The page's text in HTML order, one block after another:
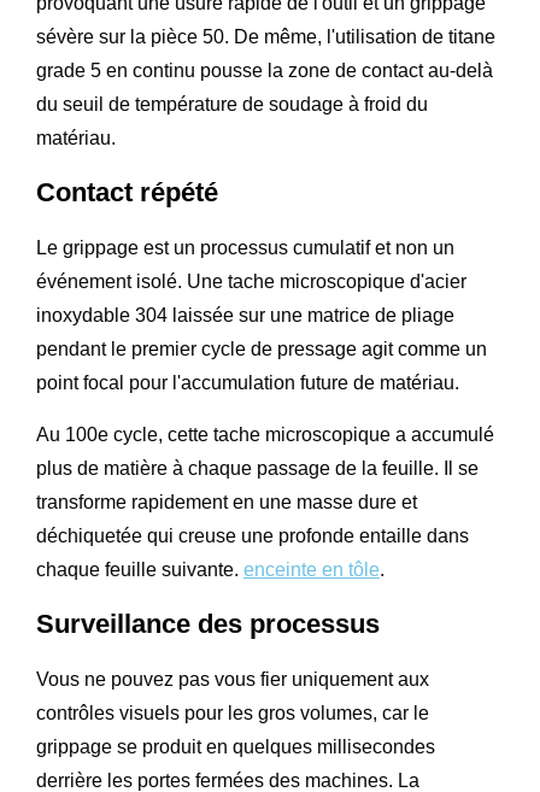
sévère sur la pièce 50. De même, l'utilisation de titane
grade 5 en continu pousse la zone de contact au-delà
du seuil de température de soudage à froid du
matériau.
Contact répété
Le grippage est un processus cumulatif et non un
événement isolé. Une tache microscopique d'acier
inoxydable 304 laissée sur une matrice de pliage
pendant le premier cycle de pressage agit comme un
point focal pour l'accumulation future de matériau.
Au 100e cycle, cette tache microscopique a accumulé
plus de matière à chaque passage de la feuille. Il se
transforme rapidement en une masse dure et
déchiquetée qui creuse une profonde entaille dans
chaque feuille suivante. enceinte en tôle.
Surveillance des processus
Vous ne pouvez pas vous fier uniquement aux
contrôles visuels pour les gros volumes, car le
grippage se produit en quelques millisecondes
derrière les portes fermées des machines. La